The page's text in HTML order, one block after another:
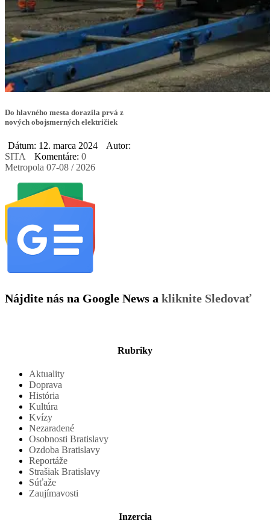
Do hlavného mesta dorazila prvá z
nových obojsmerných električiek
Dátum: 12. marca 2024
Autor:
SITA
Komentáre: 0
Metropola 07-08 / 2026
Nájdite nás na Google News a kliknite Sledovať
Rubriky
Aktuality
Doprava
História
Kultúra
Kvízy
Nezaradené
Osobnosti Bratislavy
Ozdoba Bratislavy
Reportáže
Strašiak Bratislavy
Súťaže
Zaujímavosti
Inzercia